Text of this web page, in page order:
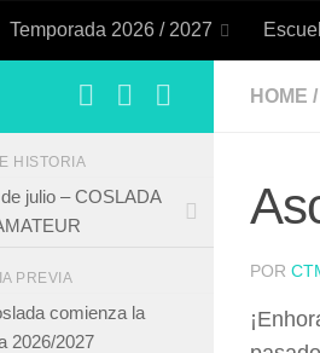
Temporada 2026 / 2027
HOME /
POR
HISTORIA
julio – COSLADA
PREVIA
comienza la
2026/2027